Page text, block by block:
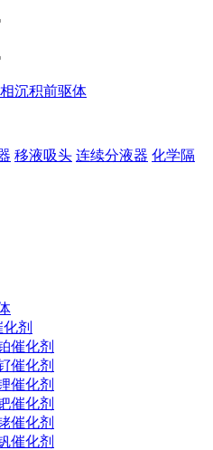
沉积前驱体
移液吸头 连续分液器 化学隔
剂
催化剂
催化剂
催化剂
催化剂
催化剂
催化剂